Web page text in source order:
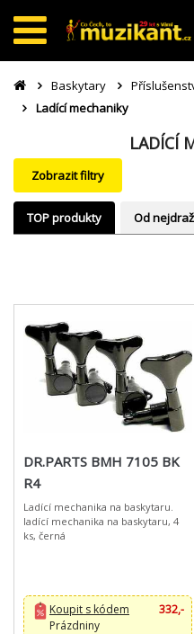
Baskytary
Ladící mechaniky
LADÍCÍ
Zobrazit filtry
TOP produkty Od
DR.PARTS BMH 7105 BK
R4
Ladící mechanika na baskytaru.
ladící mechanika na baskytaru, 4
ks, černá
Koupit s kódem
332,-
Prázdniny